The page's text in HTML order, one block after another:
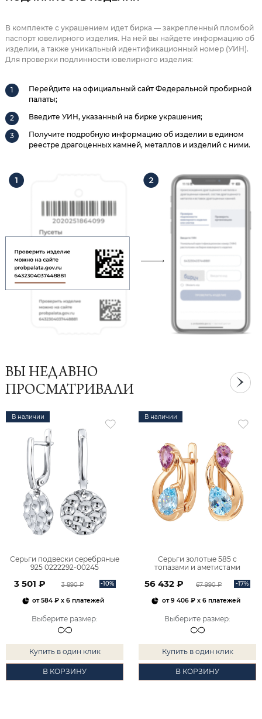
В комплекте с украшением идет бирка — закрепленный пломбой
паспорт ювелирного изделия. На ней вы найдете информацию об
изделии, а также уникальный идентификационный номер (УИН).
Для проверки подлинности ювелирного изделия:
Перейдите на официальный сайт Федеральной пробирной
палаты;
Введите УИН, указанный на бирке украшения;
Получите подробную информацию об изделии в едином
реестре драгоценных камней, металлов и изделий с ними.
ВЫ НЕДАВНО
ПРОСМАТРИВАЛИ
В наличии
Серьги подвески серебряные
925 0222292-00245
3 501 ₽ 3 890 ₽ -10%
от584 ₽ x 6 платежей
Выберите размер:
Купить в один клик
В КОРЗИНУ
В наличии
Серьги золотые 585 с
топазами и аметистами
56 432 ₽ 67 990 ₽ -17%
от9 406 ₽x 6 платежей
Выберите размер:
Купить в один клик
В КОРЗИНУ